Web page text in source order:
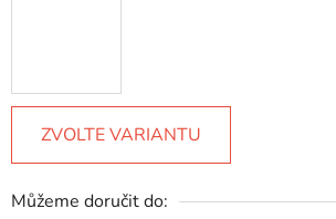
ZVOLTE VARIANTU
Můžeme doručit do: